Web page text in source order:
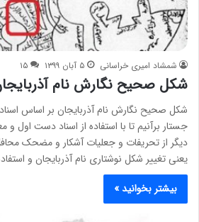
شمشاد امیری خراسانی ۵ آبان ۱۳۹۹ ۱۵
شکل صحیح نگارش نام
شکل صحیح نگارش نام آذربایجان بر اساس
جستار برآنیم تا با استفاده از اسناد دست اول و
دیگر از تحریفات و جعلیات آشکار و مضحک
یعنی تغییر شکل نوشتاری نام آذربایجان و
بیشتر بخوانید »